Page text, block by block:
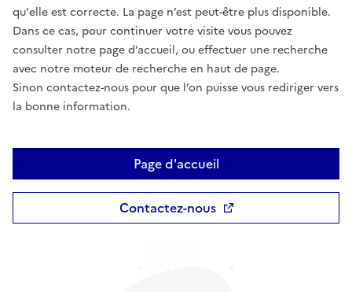
qu'elle est correcte. La page n’est peut-être plus disponible.
Dans ce cas, pour continuer votre visite vous pouvez
consulter notre page d’accueil, ou effectuer une recherche
avec notre moteur de recherche en haut de page.
Sinon contactez-nous pour que l’on puisse vous rediriger vers
la bonne information.
Page d'accueil
Contactez-nous